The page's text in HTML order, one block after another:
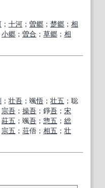
； 十河 ； 曽郷 ； 楚郷 ； 相
小郷 ； 曽合 ； 草郷 ； 相
； 壮吾 ；颯悟 ； 壮五 ；聡
宗吾 ； 操吾 ；錚吾 ； 宋
莊五 ；颯吾 ； 惣五 ； 総
宗五 ； 荘俉； 相五 ； 壮